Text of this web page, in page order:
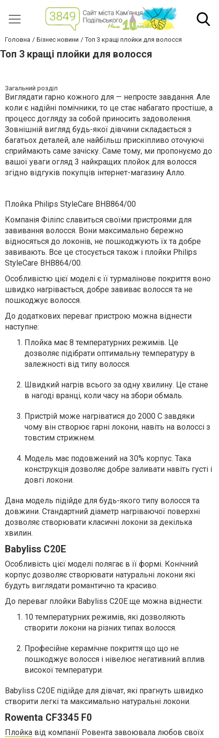
Головна Бізнес новини Топ 3 кращі плойки для волосся
Топ 3 кращі плойки для волосся
Загальний розділ
Виглядати гарно кожного для — непросте завдання. Але
коли є надійні помічники, то це стає набагато простіше, а
процесс догляду за собой приносить задоволення.
Зовнішній вигляд будь-якої дівчини складається з
багатьох деталей, але найбільш прискіпливо оточуючі
сприймають саме зачіску. Саме тому, ми пропонуємо до
вашої уваги огляд 3 найкращих плойок для волосся
згідно відгуків покупців інтернет-магазину Алло.
Плойка Philips StyleCare BHB864/00
Компанія Філіпс славиться своїми пристроями для
завивання волосся. Вони максимально бережно
відносяться до локонів, не пошкоджують їх та добре
завивають. Все це стосується також і плойки Philips
StyleCare BHB864/00.
Особливістю цієї моделі є її турмалінове покриття воно
швидко нагрівається, добре завиває волосся та не
пошкоджує волосся.
До додаткових переваг пристрою можна віднести
наступне:
Плойка має 8 температурних режимів. Це
дозволяє підібрати оптимальну температуру в
залежності від типу волосся.
Швидкий нагрів всього за одну хвилину. Це стане
в нагоді вранці, коли часу на збори обмаль.
Пристрій може нагріватися до 2000 С завдяки
чому він створює гарні локони, навіть на волоссі з
товстим стрижнем.
Модель має подовжений на 30% корпус. Така
конструкція дозволяє добре заливати навіть густі і
довгі локони.
Дана модель підійде для будь-якого типу волосся та
довжини. Стандартний діаметр нагріваючої поверхні
дозволяє створювати класичні локони за декілька
хвилин.
Babyliss C20E
Особливість цієї моделі полягає в її формі. Конічний
корпус дозволяє створювати натуральні локони які
будуть виглядати романтично та красиво.
До переваг плойки Babyliss C20E ще можна віднести:
10 температурних режимів, які дозволяють
створити локони на різних типах волосся.
Професійне керамічне покриття що що не
пошкоджує волосся і нівелює негативний вплив
високої температури.
Babyliss C20E підійде для дівчат, які прагнуть швидко
створити легкі та максимально натуральні локони.
Rowenta CF3345 F0
Плойка від компанії Ровента завоювала любов своїх